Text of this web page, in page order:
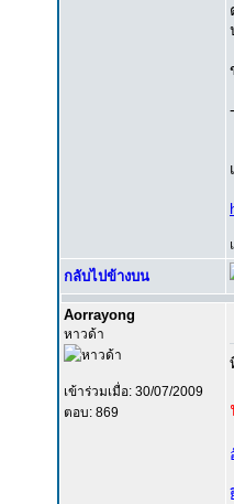
กลับไปข้างบน
Aorrayong
หาวด้า
เข้าร่วมเมื่อ: 30/07/2009
ตอบ: 869